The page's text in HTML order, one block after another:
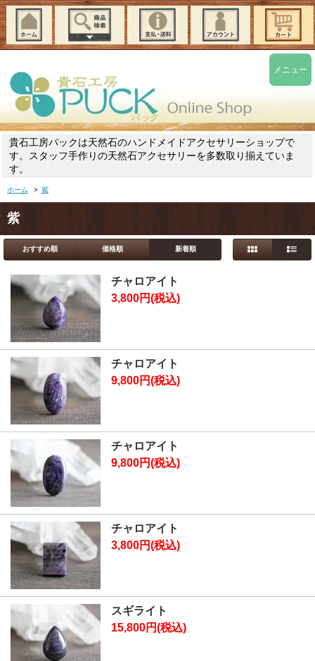
貴石工房パックは天然石のハンドメイドアクセサリーショップで
す。スタッフ手作りの天然石アクセサリーを多数取り揃えていま
す。
ホーム > 紫
紫
おすすめ順 価格順 新着順
チャロアイト
3,800円(税込)
チャロアイト
9,800円(税込)
チャロアイト
9,800円(税込)
チャロアイト
3,800円(税込)
スギライト
15,800円(税込)
メニュー